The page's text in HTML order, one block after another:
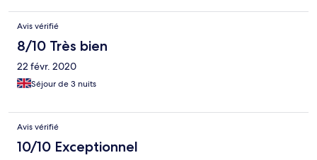
Avis vérifié
8/10 Très bien
22 févr. 2020
Séjour de 3 nuits
Avis vérifié
10/10 Exceptionnel